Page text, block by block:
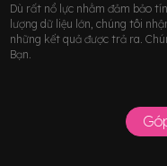
Dù rất nổ lực nhằm đảm bảo
lượng dữ liệu lớn, chúng tôi
những kết quả được trả ra.
Bạn.